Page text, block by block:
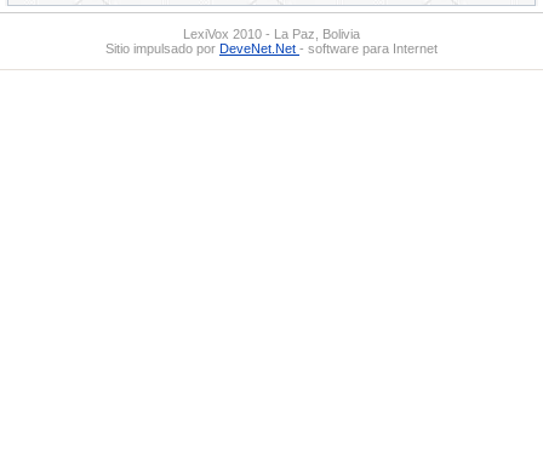
LexiVox 2010 - La Paz, Bolivia
Sitio impulsado por DeveNet.Net - software para Internet